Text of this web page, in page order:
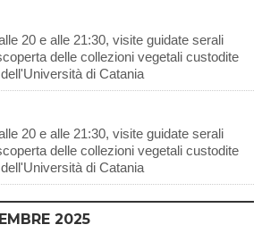
20 e alle 21:30, visite guidate serali
delle collezioni vegetali custodite
di Catania
20 e alle 21:30, visite guidate serali
delle collezioni vegetali custodite
di Catania
2025